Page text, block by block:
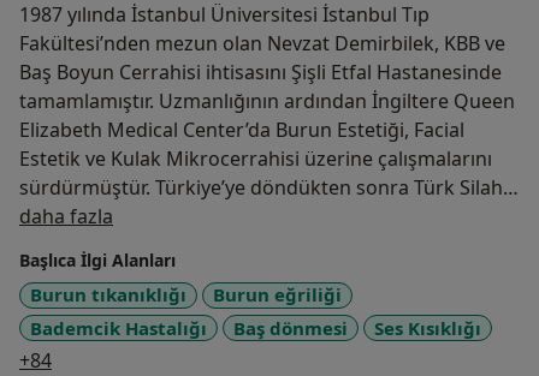
1987 yılında İstanbul Üniversitesi İstanbul Tıp
Fakültesi’nden mezun olan Nevzat Demirbilek, KBB ve
Baş Boyun Cerrahisi ihtisasını Şişli Etfal Hastanesinde
tamamlamıştır. Uzmanlığının ardından İngiltere Queen
Elizabeth Medical Center’da Burun Estetiği, Facial
Estetik ve Kulak Mikrocerrahisi üzerine çalışmalarını
sürdürmüştür. Türkiye’ye döndükten sonra Türk Silahlı
Kuvvetlerine ve Sağlık Bakanlığına bağlı hastanelerde
görev almış, uzun dönem özel bir hastanede KBB
uzmanı ve Başhekim olarak çalışmıştır. 2003 yılından
itibaren İstanbul'da muayenehane hekimliğini
sürdürmenin yanında; 30 yıla yakın mesleki ve cerrahi
tecrübesini çeşitli hastanelerde konsültan(danışman)
daha fazla
Başlıca İlgi Alanları
Burun tıkanıklığı
Burun eğriliği
Bademcik Hastalığı
Baş dönmesi Ses Kısıklığı
+84a11y_sr_more_diseases